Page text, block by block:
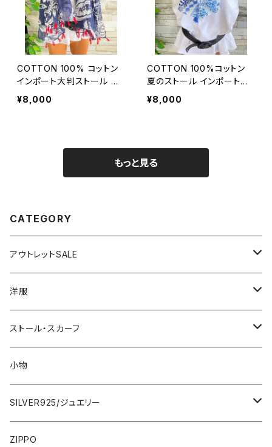
COTTON 100% コットン
インポート大判ストール ｜
ロングストール・心地よい肌
触りのスカーフ/ネイビー＆
¥8,000
COTTON 100%コットン
夏のストール インポート大
判・ロングストール・通気
性・肌触り良いスカーフ/エ
¥8,000
もっと見る
CATEGORY
アウトレットSALE
1000円
2000円
3000円
5000円
7000円
洋服
インポートワンピース
ロング・マキシ
ひざ・ミディ
トップス・カーディガン・アウター
カーディガン
イタリア製ジャケット
スカート・パンツ
ストール・スカーフ
大判ストール・ロングスカーフ
小さめスカーフ
コットンストール・スカーフ
小物
SILVER925/ジュエリー
指輪・リング
ZIPPO